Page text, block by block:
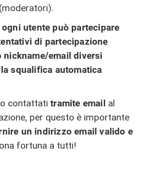
utente può partecipare
di partecipazione
nickname/email diversi
squalifica automatica
contattati tramite email al
per questo è importante
un indirizzo email valido e
fortuna a tutti!